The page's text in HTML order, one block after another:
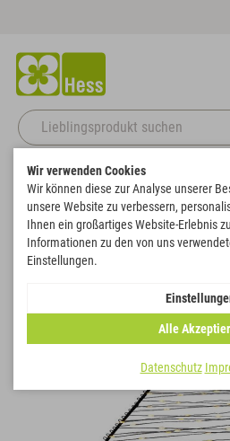
Startseite Themenwelten
Baum Stecker flach mit 85 LED´s und Timer
Zurück zur Artikelübersicht
NEU
Wir verwenden Cookies
Wir können diese zur Analyse unserer
unsere Website zu verbessern,
Ihnen ein großartiges Website-Erlebnis
Informationen zu den von uns
Einstellungen.
Alle
Datenschutz